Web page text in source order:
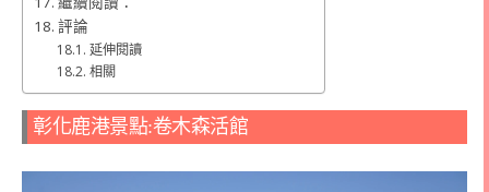
評論
延伸閱讀
相關
彰化鹿港景點:卷木森活館